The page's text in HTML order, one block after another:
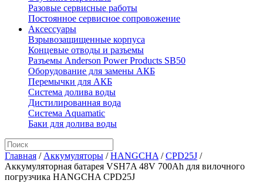
Разовые сервисные работы
Постоянное сервисное сопровожение
Аксессуары
Взрывозащищенные корпуса
Концевые отводы и разъемы
Разъемы Anderson Power Products SB50
Оборудование для замены АКБ
Перемычки для АКБ
Система долива воды
Дистилированная вода
Система Aquamatic
Баки для долива воды
Главная / Аккумуляторы /HANGCHA /CPD25J /
Аккумуляторная батарея VSH7A 48V 700Ah для вилочного
погрузчика HANGCHA CPD25J